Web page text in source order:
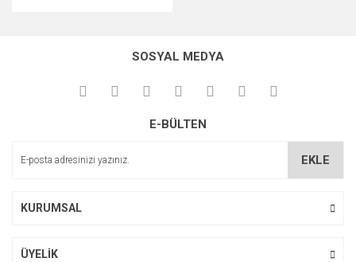
SOSYAL MEDYA
E-BÜLTEN
EKLE
KURUMSAL
ÜYELİK